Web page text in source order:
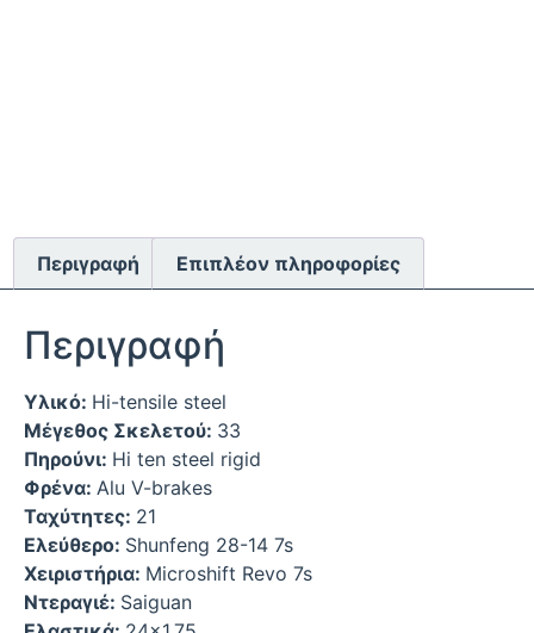
Περιγραφή Επιπλέον πληροφορίες
Περιγραφή
Υλικό: Hi-tensile steel
Μέγεθος Σκελετού: 33
Πηρούνι: Hi ten steel rigid
Φρένα: Alu V-brakes
Ταχύτητες: 21
Ελεύθερο: Shunfeng 28-14 7s
Χειριστήρια: Microshift Revo 7s
Ντεραγιέ: Saiguan